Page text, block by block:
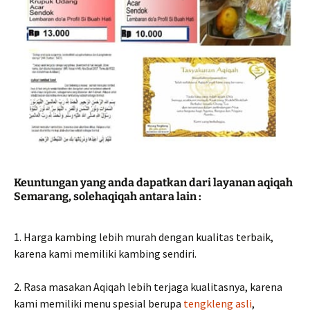
Keuntungan yang anda dapatkan dari layanan aqiqah
Semarang, solehaqiqah antara lain :
1. Harga kambing lebih murah dengan kualitas terbaik,
karena kami memiliki kambing sendiri.
2. Rasa masakan Aqiqah lebih terjaga kualitasnya, karena
kami memiliki menu spesial berupa tengkleng asli,